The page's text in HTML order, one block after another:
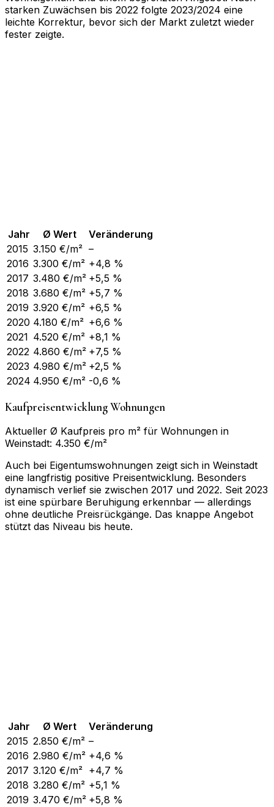
starken Zuwächsen bis 2022 folgte 2023/2024 eine
leichte Korrektur, bevor sich der Markt zuletzt wieder
fester zeigte.
Jahr Ø Wert
Veränderung
2015 3.150 €/m² –
2016 3.300 €/m² +4,8 %
2017 3.480 €/m² +5,5 %
2018 3.680 €/m² +5,7 %
2019 3.920 €/m² +6,5 %
2020 4.180 €/m² +6,6 %
2021 4.520 €/m² +8,1 %
2022 4.860 €/m² +7,5 %
2023 4.980 €/m² +2,5 %
2024 4.950 €/m² -0,6 %
Kaufpreisentwicklung Wohnungen
Aktueller Ø Kaufpreis pro m² für Wohnungen in
Weinstadt: 4.350 €/m²
Auch bei Eigentumswohnungen zeigt sich in Weinstadt
eine langfristig positive Preisentwicklung. Besonders
dynamisch verlief sie zwischen 2017 und 2022. Seit 2023
ist eine spürbare Beruhigung erkennbar — allerdings
ohne deutliche Preisrückgänge. Das knappe Angebot
stützt das Niveau bis heute.
Jahr Ø Wert
Veränderung
2015 2.850 €/m² –
2016 2.980 €/m² +4,6 %
2017 3.120 €/m² +4,7 %
2018 3.280 €/m² +5,1 %
2019 3.470 €/m² +5,8 %